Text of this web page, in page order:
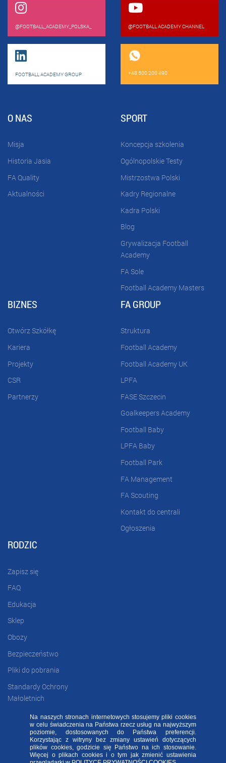
@FOOTBALL_ACADEMY_POLSKA_ @FOOTBALL ACADEMY CHANNEL
FOOTBALL ACADEMY GROUP +48 500 200 490
O NAS
Misja
Historia Jasia
FA Quality
Aktualności
SPORT
Koncepcja szkolenia
Ogólnopolskie Testy
Mistrzostwa Polski
Kadry Regionalne
Kadra Polski
Blog
Grywalizacja Football
Academy
FA Sole
Football Academy Masters
BIZNES
Otwórz Szkółkę
Kariera
Projekty
CSR
Partnerzy
FA GROUP
Struktura
Football Academy
Football Academy UK
LPFA
FASE Szczecin
Goalkeepers Academy
Football Baby
LPFA Baby
Football Park
FA Management
FA Scouting
Kontakt do centrali
Ogłoszenia
RODZIC
Zapisz się
FAQ
Edukacja
Sklep
Obozy
Bezpieczeństwo
Pliki do pobrania
Standardy Ochrony
Małoletnich
FAQ RODO FA Regulamin
Kontakt
Deklaracja dostępności
Na naszych stronach internetowych stosujemy pliki cookies
w celu świadczenia na Państwa rzecz usług na najwyższym
poziomie, dostosowanych do Państwa preferencji.
Korzystając z witryny bez zmiany ustawień dotyczących
plików cookies, godzicie się Państwo na ich stosowanie.
Więcej o plikach cookies i o tym jak zmienić ustawienia